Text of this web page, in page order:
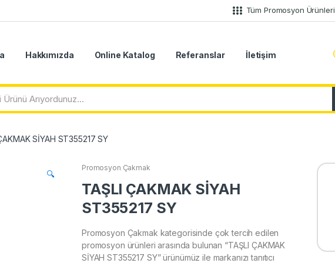
Tüm Promosyon Ürünleri
Hakkımızda Online Katalog Referanslar İletişim
SİYAH ST355217 SY
🔍
Promosyon Çakmak
TAŞLI ÇAKMAK SİYAH
ST355217 SY
Promosyon Çakmak kategorisinde çok tercih edilen
promosyon ürünleri arasında bulunan “TAŞLI ÇAKMAK
SİYAH ST355217 SY” ürünümüz ile markanızı tanıtıcı